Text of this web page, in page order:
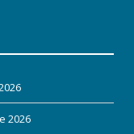
2026